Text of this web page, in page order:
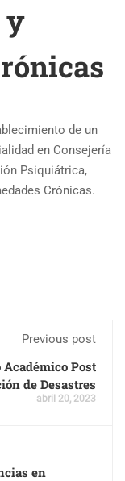
y
de un
en Consejería
Psiquiátrica,
Crónicas.
Previous post
Académico Post
de Desastres
abril 20, 2023
en